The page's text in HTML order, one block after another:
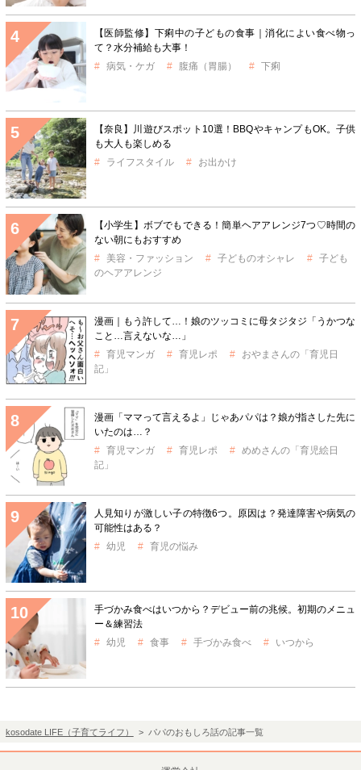
【医師監修】下痢中の子どもの食事｜消化によい食べ物っ
て？水分補給も大事！
病気・ケガ
腹痛（胃腸） 下痢
【奈良】川遊びスポット10選！BBQやキャンプもOK。子供
も大人も楽しめる
ライフスタイル
お出かけ
【小学生】ボブでもできる！簡単ヘアアレンジ7つ♡時間の
ない朝にもおすすめ
美容・ファッション
子どものオシャレ
子ども
のヘアアレンジ
漫画｜もう許して…！娘のツッコミに母タジタジ「うかつな
こと…言えないな…」
育児マンガ
育児レポ
おやまさんの「育児日
記」
漫画「ママって言えるよ」じゃあパパは？娘が指さした先に
いたのは…？
育児マンガ
育児レポ
めめさんの「育児絵日
記」
人見知りが激しい子の特徴6つ。原因は？発達障害や病気の
可能性はある？
幼児
育児の悩み
手づかみ食べはいつから？デビュー前の兆候。初期のメニュ
ー＆練習法
幼児
食事 手づかみ食べ いつから
kosodate LIFE（子育てライフ） > パパのおもしろ話の記事一覧